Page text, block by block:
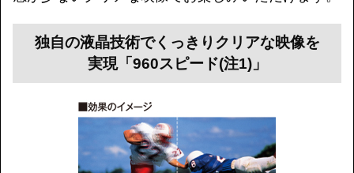
独自の液晶技術でくっきりクリアな映像を
実現「960スピード(注1)」